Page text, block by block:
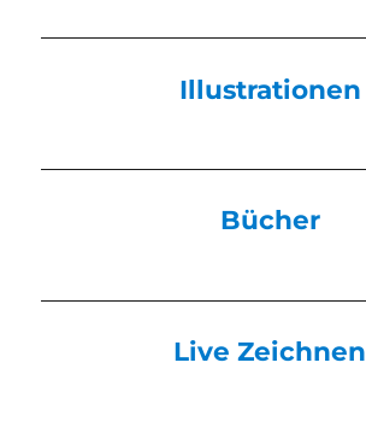
Illustrationen
Bücher
Live Zeichnen